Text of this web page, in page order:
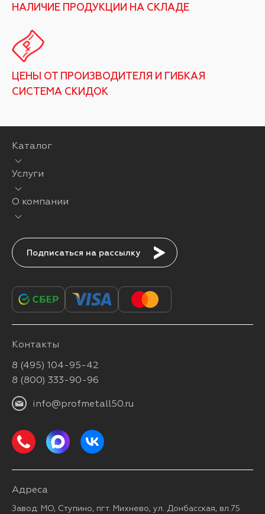
НАЛИЧИЕ ПРОДУКЦИИ НА СКЛАДЕ
ЦЕНЫ ОТ ПРОИЗВОДИТЕЛЯ И ГИБКАЯ
СИСТЕМА СКИДОК
Каталог
Услуги
О компании
Подписаться
Контакты
8 (495) 104-95-42
8 (800) 333-90-96
info@profmetall50.ru
Адреса
Завод: МО, Ступино, пгт. Михнево, ул. Донбасская, вл.75